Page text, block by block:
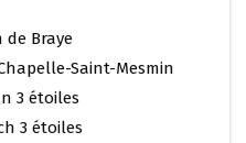
de Braye
Saint-Mesmin
3 étoiles
3 étoiles